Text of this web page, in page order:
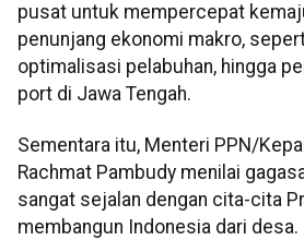
pusat untuk mempercepat
penunjang ekonomi makro,
optimalisasi pelabuhan, hingga
port di Jawa Tengah.
Sementara itu, Menteri PPN/
Rachmat Pambudy menilai
sangat sejalan dengan cita-cita
membangun Indonesia dari desa.